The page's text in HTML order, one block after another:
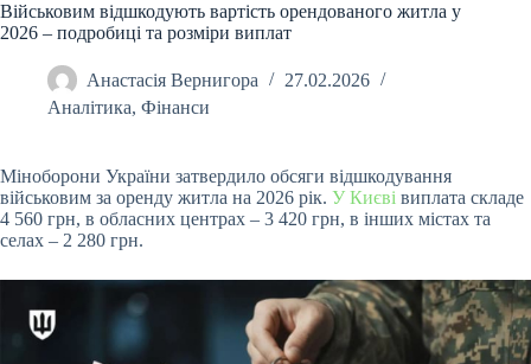
Військовим відшкодують вартість орендованого житла у
2026 – подробиці та розміри виплат
Анастасія Вернигора
27.02.2026
Аналітика, Фінанси
Міноборони України затвердило обсяги відшкодування
військовим за оренду житла на 2026 рік. У Києві виплата складе
4 560 грн, в обласних центрах – 3 420 грн, в інших містах та
селах – 2 280 грн.